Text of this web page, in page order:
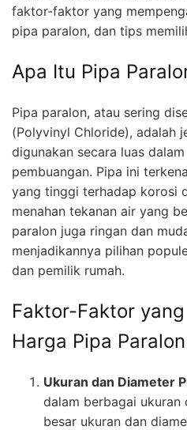
faktor-faktor yang
pipa paralon, dan tips
Apa Itu Pipa
Pipa paralon, atau sering
(Polyvinyl Chloride), adalah
digunakan secara luas
pembuangan. Pipa ini
yang tinggi terhadap korosi
menahan tekanan air yang
paralon juga ringan dan
menjadikannya pilihan
dan pemilik rumah.
Faktor-Faktor
Harga Pipa Paralon
Ukuran dan Diameter
dalam berbagai ukuran
besar ukuran dan